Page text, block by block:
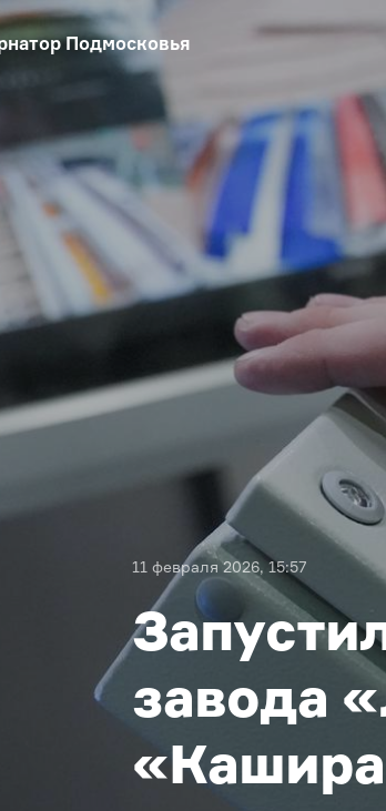
Подмосковья
11 февраля 2026, 15:57
завода